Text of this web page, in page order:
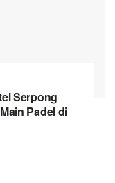
Serpong
Padel di